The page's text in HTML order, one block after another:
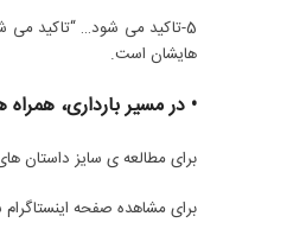
هایشان است.
• در مسیر بارداری،
برای مطالعه ی سایز داستان
برای مشاهده صفحه اینستاگرام